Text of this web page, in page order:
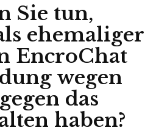
Sie tun,
ehemaliger
EncroChat
wegen
das
haben?